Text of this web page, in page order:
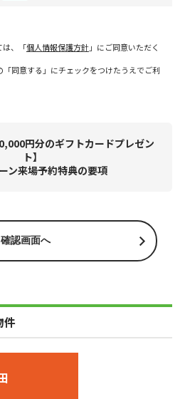
は、「個人情報保護方針」にご同意いただく
同意する」にチェックをつけたうえでご利
円分のギフトカードプレゼン
ト】
ン来場予約特典の要項
件